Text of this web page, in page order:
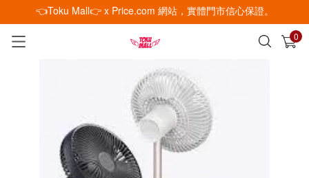
👈Toku Mall👉 x Price.com 網站，實體門市信心保證。
0
已加入購物車 查看